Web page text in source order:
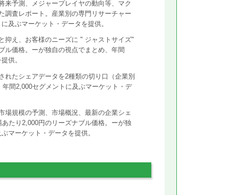
来予測、メジャープレイヤの動向等、マク
調査レポート。産業別の専門リサーチャー
及ぶマーケット・データを提供。
抑え、お客様のニーズに " ジャストサイズ"
ル価格。ーが独自の視点でまとめ、年間
供。
れたシェアデータを2種類の切り口（企業別
間2,000セグメントに及ぶマーケット・デ
場規模の予測、市場概況、最新の企業シェ
たり2,000円のリーズナブル価格。ーが独
マーケット・データを提供。